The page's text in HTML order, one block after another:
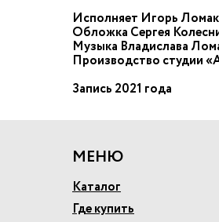
Исполняет Игорь
Обложка Сергея
Музыка Владислава
Производство студии
Запись 2021 года
МЕНЮ
Каталог
Где купить